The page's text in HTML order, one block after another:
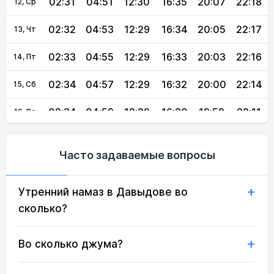
13, Чт 02:32 04:53 12:29 16:34 20:05 22:17
14, Пт 02:33 04:55 12:29 16:33 20:03 22:16
15, Сб 02:34 04:57 12:29 16:32 20:00 22:14
16, Вс 02:34 04:59 12:29 16:30 19:58 22:11
19, Ср 02:43 05:04 12:28 16:27 21:59
21, Пт 02:50 05:08 21:52
Часто задаваемые вопросы
Утренний намаз в Давыдове во
сколько?
Во сколько джума?